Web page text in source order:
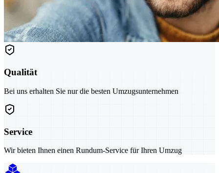
Qualität
Bei uns erhalten Sie nur die besten Umzugsunternehmen
Service
Wir bieten Ihnen einen Rundum-Service für Ihren Umzug